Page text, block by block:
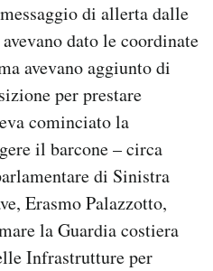
di allerta dalle
dato le coordinate
avevano aggiunto di
per prestare
cominciato la
il barcone – circa
di Sinistra
Erasmo Palazzotto,
la Guardia costiera
Infrastrutture per